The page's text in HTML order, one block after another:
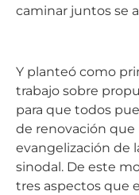
caminar juntos se
Y planteó como
trabajo sobre
para que todos
de renovación que
evangelización de
sinodal. De este
tres aspectos que